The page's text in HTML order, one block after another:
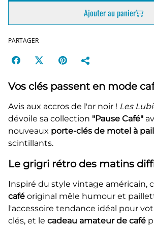
Ajouter au panier
PARTAGER
Vos clés passent en mode
Avis aux accros de l'or noir ! Les
dévoile sa collection "Pause Café"
nouveaux porte-clés de motel à
scintillants.
Le grigri rétro des matins
Inspiré du style vintage américain,
café original mêle humour et
l'accessoire tendance idéal pour
clés, et le cadeau amateur de café